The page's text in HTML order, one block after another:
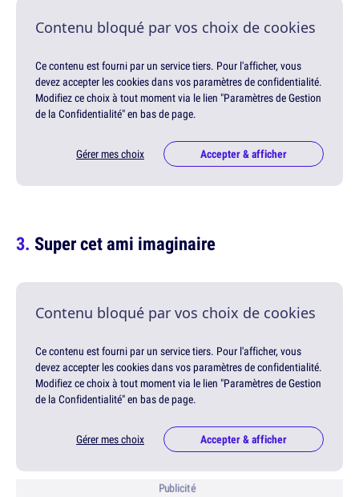
Contenu bloqué par vos choix de cookies
Ce contenu est fourni par un service tiers. Pour l'afficher, vous
devez accepter les cookies dans vos paramètres de confidentialité.
Modifiez ce choix à tout moment via le lien "Paramètres de Gestion
de la Confidentialité" en bas de page.
Gérer mes choix Accepter & afficher
Super cet ami imaginaire
Contenu bloqué par vos choix de cookies
Ce contenu est fourni par un service tiers. Pour l'afficher, vous
devez accepter les cookies dans vos paramètres de confidentialité.
Modifiez ce choix à tout moment via le lien "Paramètres de Gestion
de la Confidentialité" en bas de page.
Gérer mes choix Accepter & afficher
Publicité